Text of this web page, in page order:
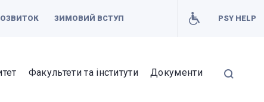
ЗИМОВИЙ ВСТУП PSY HELP
Факультети та інститути Документи